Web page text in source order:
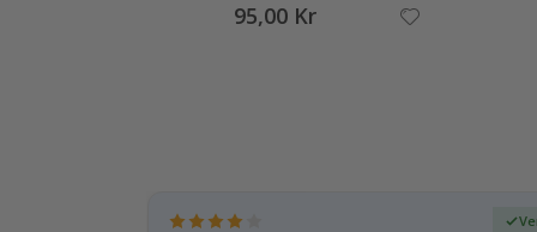
95,00 Kr